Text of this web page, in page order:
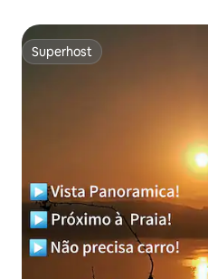
Superhost
Superhost